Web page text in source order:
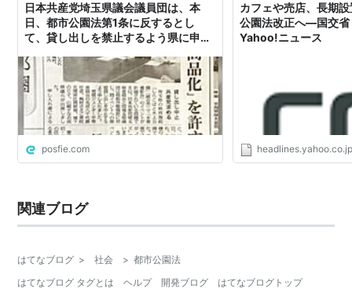
第二条の二
都市公園は、次条の規定によりその管理をす
ることとなる者が、当該都市公園の供用を開
始するに当たり都市公園の区域その他政令で
定める事項を公告することにより設置される
ものとする。
（都市公園の管理）
都市公園
国の設置に係る都市公園にあつては
大臣が行う。
日本共産党埼玉県議会議員団は、本
日、都市公園法第1条に反するとし
て、貸し出しを禁止するよう県に申し
posfie.com
カフェや売店、長期
公園法改正へ―国交
Yahoo!ニュース
関連ブログ
はてなブログ > 社会 > 都市公園法
はてなブログ タグとは
ヘルプ 開発ブログ はてなブログトップ